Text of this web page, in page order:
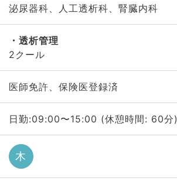
泌尿器科、人工透析科、腎臓内科
透析管理
2クール
医師免許、保険医登録済
日勤:09:00〜15:00 (休憩時間: 60分)
木